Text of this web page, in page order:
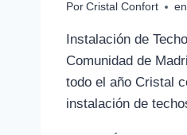
Por Cristal Confort
Instalación de
Comunidad de
todo el año Cristal
instalación de